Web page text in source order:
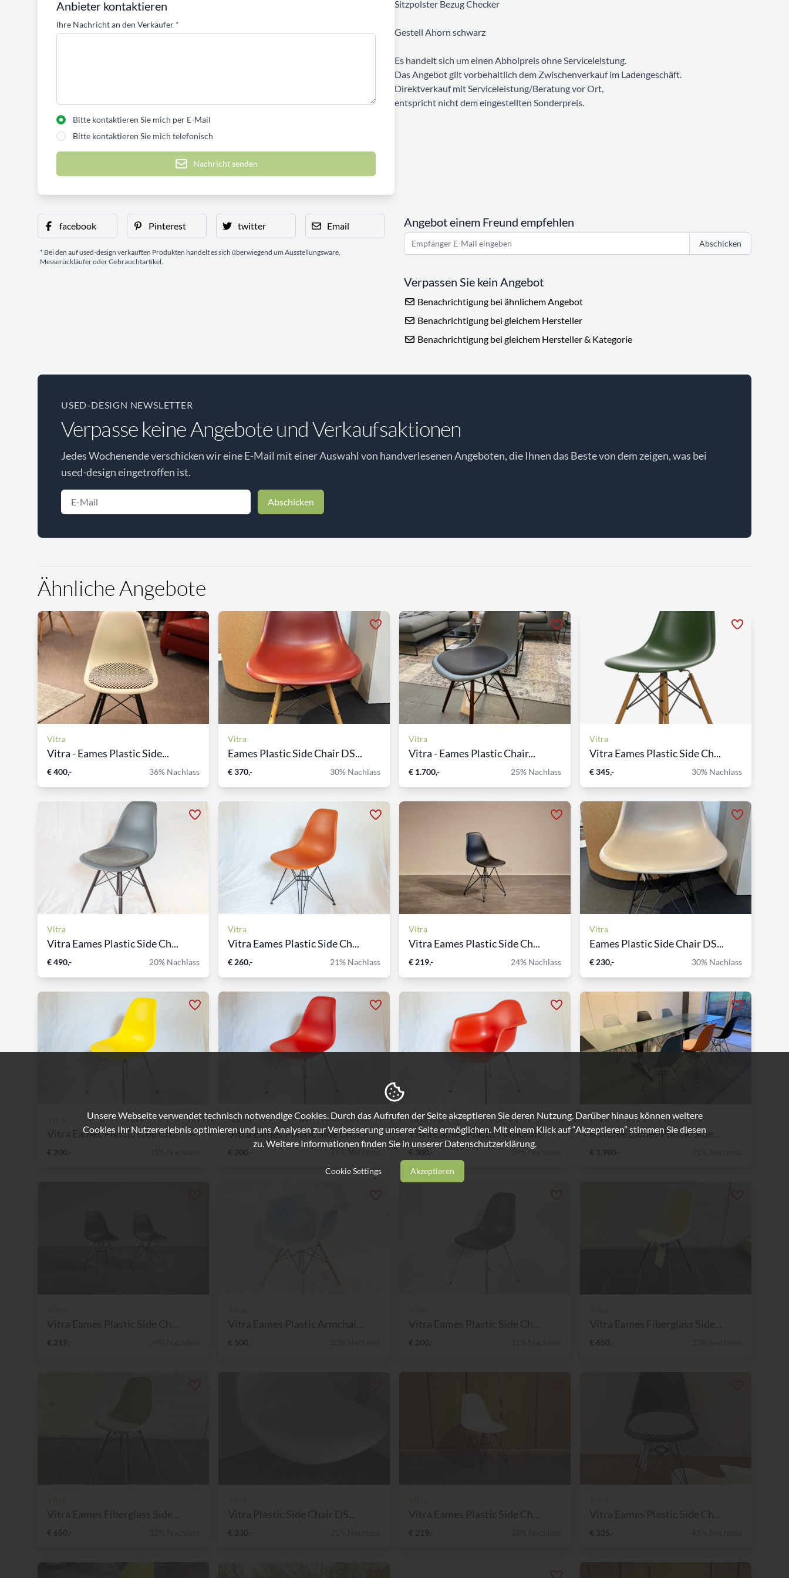
Anbieter kontaktieren
Ihre Nachricht an den Verkäufer *
Bitte kontaktieren Sie mich per E-Mail
Bitte kontaktieren Sie mich telefonisch
Nachricht senden
Sitzpolster Bezug Checker
Gestell Ahorn schwarz
Es handelt sich um einen Abholpreis ohne Serviceleistung.
Das Angebot gilt vorbehaltlich dem Zwischenverkauf im Ladengeschäft.
Direktverkauf mit Serviceleistung/Beratung vor Ort,
entspricht nicht dem eingestellten Sonderpreis.
facebook Pinterest twitter Email
* Bei den auf used-design verkauften Produkten handelt es sich überwiegend um Ausstellungsware,
Messerückläufer oder Gebrauchtartikel.
Angebot einem Freund empfehlen
Abschicken
Verpassen Sie kein Angebot
Benachrichtigung bei ähnlichem Angebot
Benachrichtigung bei gleichem Hersteller
Benachrichtigung bei gleichem Hersteller & Kategorie
USED-DESIGN NEWSLETTER
Verpasse keine Angebote und Verkaufsaktionen
Jedes Wochenende verschicken wir eine E-Mail mit einer Auswahl von handverlesenen Angeboten, die Ihnen das Beste von dem zeigen, was bei
used-design eingetroffen ist.
Abschicken
Ähnliche Angebote
Vitra
Vitra - Eames Plastic Side...
€ 400,- 36% Nachlass
Vitra
Eames Plastic Side Chair DS...
€ 370,- 30% Nachlass
Vitra
Vitra - Eames Plastic Chair...
€ 1.700,- 25% Nachlass
Vitra
Vitra Eames Plastic Side Ch...
€ 345,- 30% Nachlass
Vitra
Vitra Eames Plastic Side Ch...
€ 490,- 20% Nachlass
Vitra
Vitra Eames Plastic Side Ch...
€ 260,- 21% Nachlass
Vitra
Vitra Eames Plastic Side Ch...
€ 219,- 24% Nachlass
Vitra
Eames Plastic Side Chair DS...
€ 230,- 30% Nachlass
Vitra Eames Plastic Side Ch...
€ 200,-
Vitra
Vitra Eames Plastic Side Ch...
€ 200,-
Vitra
Vitra Eames Plastic Armchai...
€ 300,- 29% Nachlass
Vitra
6 Stühle Eames Plastic Side...
€ 1.980,-
Unsere Webseite verwendet technisch notwendige Cookies. Durch das Aufrufen der Seite akzeptieren Sie deren Nutzung. Darüber hinaus können weitere
Cookies Ihr Nutzererlebnis optimieren und uns Analysen zur Verbesserung unserer Seite ermöglichen. Mit einem Klick auf “Akzeptieren” stimmen Sie diesen
zu. Weitere Informationen finden Sie in unserer Datenschutzerklärung.
Cookie Settings Akzeptieren